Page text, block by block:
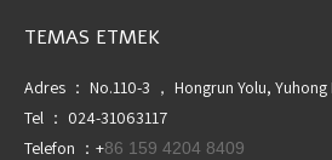
TEMAS ETMEK
Adres ： No.110-3 ， Hongrun Yolu,
Tel ： 024-31063117
Telefon ：+86 159 4204 8409